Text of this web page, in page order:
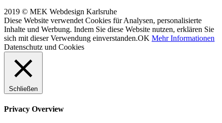
2019 © MEK Webdesign Karlsruhe
Diese Website verwendet Cookies für Analysen, personalisierte
Inhalte und Werbung. Indem Sie diese Website nutzen, erklären Sie
sich mit dieser Verwendung einverstanden.OK Mehr Informationen
Datenschutz und Cookies
Schließen
Privacy Overview